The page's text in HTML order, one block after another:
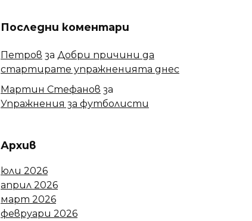
Последни коментари
Петров за Добри причини да
стартирате упражненията днес
Мартин Стефанов за
Упражнения за футболисти
Архив
юли 2026
април 2026
март 2026
февруари 2026